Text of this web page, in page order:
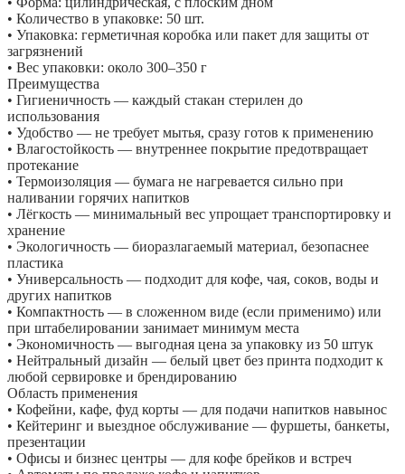
• Количество в упаковке: 50 шт.
• Упаковка: герметичная коробка или пакет для защиты от
загрязнений
• Вес упаковки: около 300–350 г
Преимущества
• Гигиеничность — каждый стакан стерилен до
использования
• Удобство — не требует мытья, сразу готов к применению
• Влагостойкость — внутреннее покрытие предотвращает
протекание
• Термоизоляция — бумага не нагревается сильно при
наливании горячих напитков
• Лёгкость — минимальный вес упрощает транспортировку и
хранение
• Экологичность — биоразлагаемый материал, безопаснее
пластика
• Универсальность — подходит для кофе, чая, соков, воды и
других напитков
• Компактность — в сложенном виде (если применимо) или
при штабелировании занимает минимум места
• Экономичность — выгодная цена за упаковку из 50 штук
• Нейтральный дизайн — белый цвет без принта подходит к
любой сервировке и брендированию
Область применения
• Кофейни, кафе, фуд корты — для подачи напитков навынос
• Кейтеринг и выездное обслуживание — фуршеты, банкеты,
презентации
• Офисы и бизнес центры — для кофе брейков и встреч